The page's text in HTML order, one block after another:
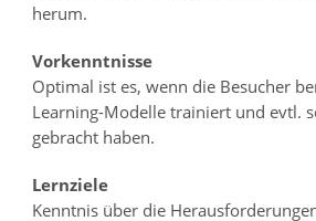
herum.
Vorkenntnisse
Optimal ist es, wenn die Besucher
Learning-Modelle trainiert und evtl.
gebracht haben.
Lernziele
Kenntnis über die